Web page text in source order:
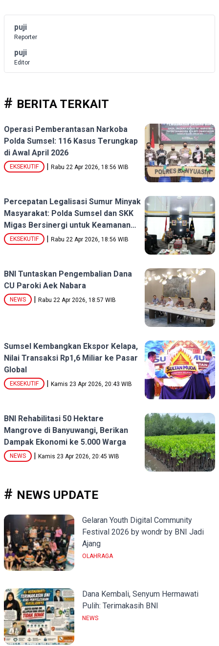
puji
Reporter
puji
Editor
BERITA TERKAIT
Operasi Pemberantasan Narkoba
Polda Sumsel: 116 Kasus Terungkap
di Awal April 2026
EKSEKUTIF | Rabu 22 Apr 2026, 18:56 WIB
Percepatan Legalisasi Sumur Minyak
Masyarakat: Polda Sumsel dan SKK
Migas Bersinergi untuk Keamanan
Energi
EKSEKUTIF | Rabu 22 Apr 2026, 18:56 WIB
BNI Tuntaskan Pengembalian Dana
CU Paroki Aek Nabara
NEWS | Rabu 22 Apr 2026, 18:57 WIB
Sumsel Kembangkan Ekspor Kelapa,
Nilai Transaksi Rp1,6 Miliar ke Pasar
Global
EKSEKUTIF | Kamis 23 Apr 2026, 20:43 WIB
BNI Rehabilitasi 50 Hektare
Mangrove di Banyuwangi, Berikan
Dampak Ekonomi ke 5.000 Warga
NEWS | Kamis 23 Apr 2026, 20:45 WIB
NEWS UPDATE
Gelaran Youth Digital Community
Festival 2026 by wondr by BNI Jadi
Ajang
OLAHRAGA
Dana Kembali, Senyum Hermawati
Pulih: Terimakasih BNI
NEWS